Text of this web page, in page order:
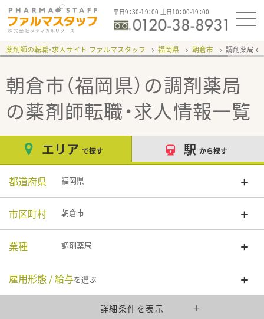
平日9：30-19：00 土日10：00-19：00
薬剤師の転職・求人サイト ファルマスタッフ 福岡県 朝倉市 調剤薬局
朝倉市（福岡県）の調剤薬局
の薬剤師転職・求人情報一覧
エリア で探す 駅 から探す
都道府県 福岡県
市区町村 朝倉市
業種 調剤薬局
雇用形態 / 給与を選ぶ
詳細条件を表示